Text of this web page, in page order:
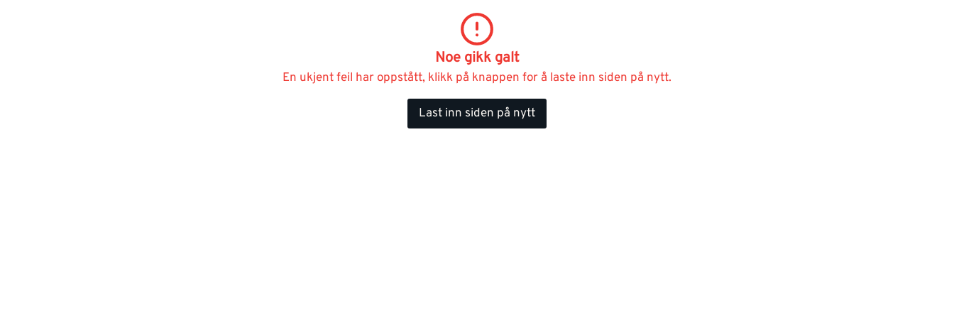
Noe gikk galt
En ukjent feil har oppstått, klikk på knappen for å laste inn siden på nytt.
Last inn siden på nytt